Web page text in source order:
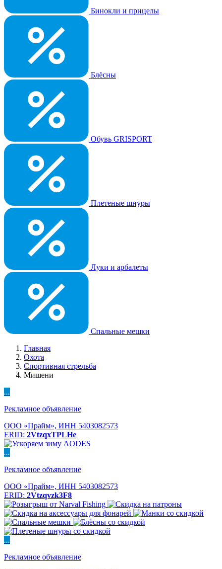
Бинокли и прицелы
Блёсны
Обувь GRISPORT
Плетеные шнуры
Луки и арбалеты
Спальные мешки
Главная
Охота
Спортивная стрельба
Мишени
...
Рекламное объявление
ООО «Прайм», ИНН 5403082573
ERID: 2VtzqxTPLHe
...
Рекламное объявление
ООО «Прайм», ИНН 5403082573
ERID: 2Vtzqvzk3F8
...
Рекламное объявление